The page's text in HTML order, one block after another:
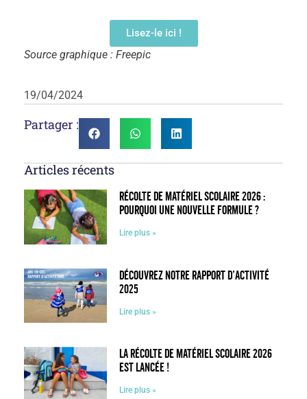
Lisez-le ici !
Source graphique : Freepic
19/04/2024
Partager :
Articles récents
Récolte de matériel scolaire 2026 :
pourquoi une nouvelle formule ?
Lire plus »
Découvrez notre rapport d’activité
2025
Lire plus »
La récolte de matériel scolaire 2026
est lancée !
Lire plus »